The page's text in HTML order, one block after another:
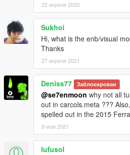
22 апреля 2020
Sukhoi
Hi, what is the enb/visual
Thanks
27 апреля 2021
Deniss77 Заблокирован
@se7enmoon why not all
out in carcols.meta ???
spelled out in the 2015
9 мая 2021
lufusol